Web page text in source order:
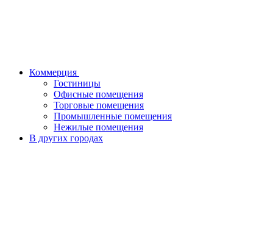
Коммерция
Гостиницы
Офисные помещения
Торговые помещения
Промышленные помещения
Нежилые помещения
В других городах